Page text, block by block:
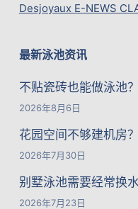
Desjoyaux E-NEWS
最新泳池资讯
不贴瓷砖也能做泳池
2026年8月6日
花园空间不够建机房
2026年7月30日
别墅泳池需要经常换
2026年7月23日